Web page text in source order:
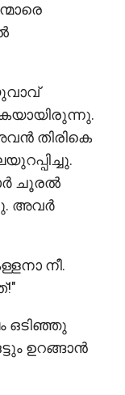
തിരികെ
ചൂരൽ
അവർ
നീ.
ഒടിഞ്ഞു
ഉറങ്ങാൻ